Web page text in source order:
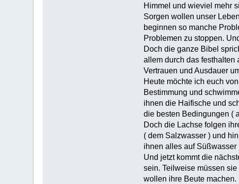
Himmel und wieviel mehr
Sorgen wollen unser
beginnen so manche
Problemen zu stoppen.
Doch die ganze Bibel
allem durch das festhalten
Vertrauen und Ausdauer
Heute möchte ich euch
Bestimmung und
ihnen die Haifische und
die besten Bedingungen (
Doch die Lachse folgen
( dem Salzwasser ) und
ihnen alles auf
Und jetzt kommt die
sein. Teilweise müssen
wollen ihre Beute